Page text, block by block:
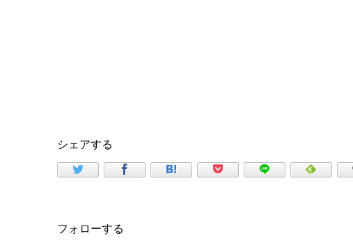
シェアする
フォローする